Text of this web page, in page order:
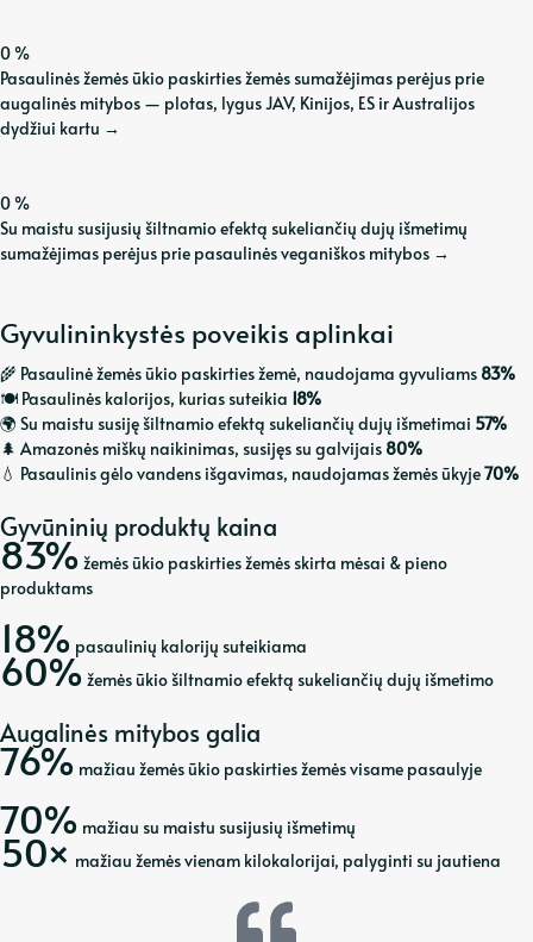
0%
Pasaulinės žemės ūkio paskirties žemės sumažėjimas perėjus prie
augalinės mitybos — plotas, lygus JAV, Kinijos, ES ir Australijos
dydžiui kartu →
0%
Su maistu susijusių šiltnamio efektą sukeliančių dujų išmetimų
sumažėjimas perėjus prie pasaulinės veganiškos mitybos →
Gyvulininkystės poveikis aplinkai
🌾 Pasaulinė žemės ūkio paskirties žemė, naudojama gyvuliams 83%
🍽️ Pasaulinės kalorijos, kurias suteikia 18%
🌍 Su maistu susiję šiltnamio efektą sukeliančių dujų išmetimai 57%
🌲 Amazonės miškų naikinimas, susijęs su galvijais 80%
💧 Pasaulinis gėlo vandens išgavimas, naudojamas žemės ūkyje70%
Gyvūninių produktų kaina
83%žemės ūkio paskirties žemės skirta mėsai & pieno
produktams
18% pasaulinių kalorijų suteikiama
60%žemės ūkio šiltnamio efektą sukeliančių dujų išmetimo
Augalinės mitybos galia
76% mažiau žemės ūkio paskirties žemės visame pasaulyje
70% mažiau su maistu susijusių išmetimų
50× mažiau žemės vienam kilokalorijai, palyginti su jautiena